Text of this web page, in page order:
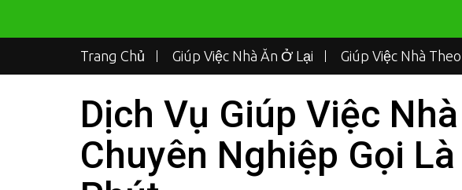
Trang Chủ Giúp Việc Nhà Ăn Ở Lại Giúp Việc Nhà
Dịch Vụ Giúp Việc
Chuyên Nghiệp Gọi